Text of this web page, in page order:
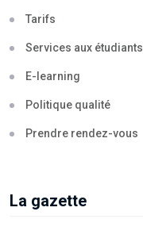
Tarifs
Services aux étudiants
E-learning
Politique qualité
Prendre rendez-vous
La gazette